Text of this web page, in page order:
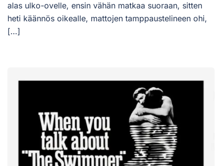
alas ulko-ovelle, ensin vähän matkaa suoraan, sitten
heti käännös oikealle, mattojen tamppaustelineen ohi,
[…]